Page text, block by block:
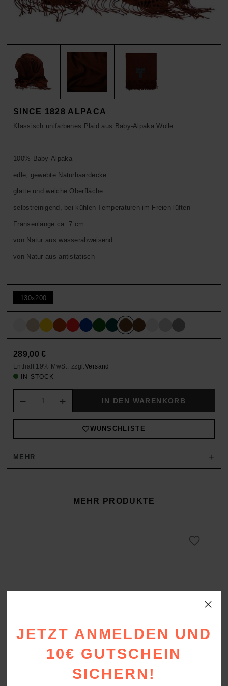
SALE
TOPS
HOSEN
SALE
SINCE 1828 ALPACA
Klassisch unifarbenes Plaid aus Baby-Alpaka Wolle
100% Baby-Alpaka
edle, gewebte Naturhaardecke
glatte und weiche Oberfläche
selbstreinigend, bei kühlen Temperaturen im Freien lüften
Fransenlänge ca. 7 cm
von Natur aus wasserabweisend
von Natur aus antistatisch
130x200
289,00€
Enthält 19% MwSt. zzgl. Versand
IN STOCK
IN DEN WARENKORB
WUNSCHLISTE
MEHR +
MEHR PRODUKTE
JETZT ANMELDEN UND
10€ GUTSCHEIN
SICHERN!